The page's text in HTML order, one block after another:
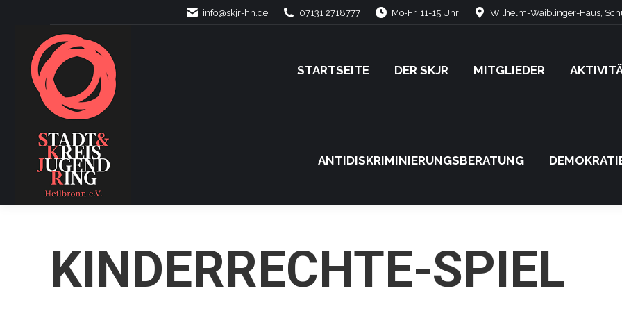
info@skjr-hn.de 07131 2718777 Mo-Fr, 11-15 Uhr Wilhelm-Waiblinger-Haus,
STARTSEITE DER SKJR MITGLIEDER
ANTIDISKRIMINIERUNGSBERATUNG
KINDERRECHTE-SPIEL